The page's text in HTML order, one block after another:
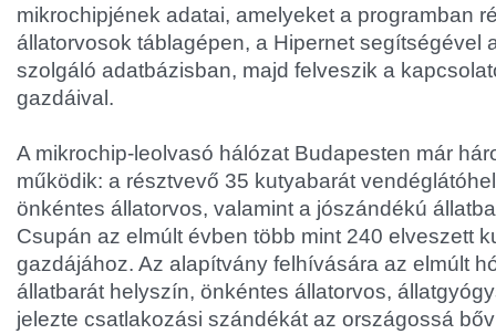
mikrochipjének adatai, amelyeket a programban
állatorvosok táblagépen, a Hipernet segítségével
szolgáló adatbázisban, majd felveszik a
gazdáival.
A mikrochip-leolvasó hálózat Budapesten már
működik: a résztvevő 35 kutyabarát
önkéntes állatorvos, valamint a jószándékú
Csupán az elmúlt évben több mint 240 elveszett
gazdájához. Az alapítvány felhívására az elmúlt
állatbarát helyszín, önkéntes állatorvos,
jelezte csatlakozási szándékát az országossá